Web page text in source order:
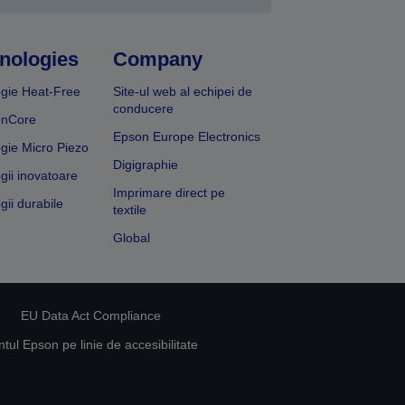
Heat-Free
Micro Piezo
inovatoare
durabile
Company
Site-ul web al echipei de
conducere
Epson Europe Electronics
Digigraphie
Imprimare direct pe
textile
Global
EU Data Act Compliance
Epson pe linie de accesibilitate